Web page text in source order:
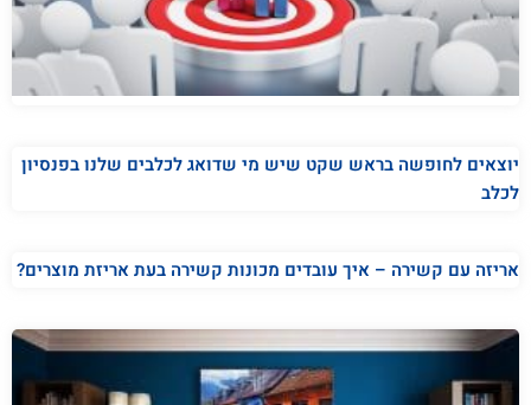
יוצאים לחופשה בראש שקט שיש מי שדואג לכלבים שלנו בפנסיון
לכלב
אריזה עם קשירה – איך עובדים מכונות קשירה בעת אריזת מוצרים?